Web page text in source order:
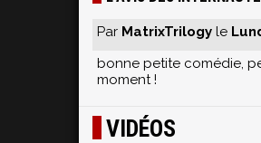
Par MatrixTrilogy le
bonne petite comédie,
moment !
VIDÉOS